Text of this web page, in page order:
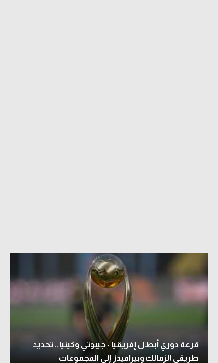
قرعة دوري أبطال إفريقيا - جيبوتي وكينيا.. تحديد
طريقي الزمالك وبيراميدز إلى المجموعات